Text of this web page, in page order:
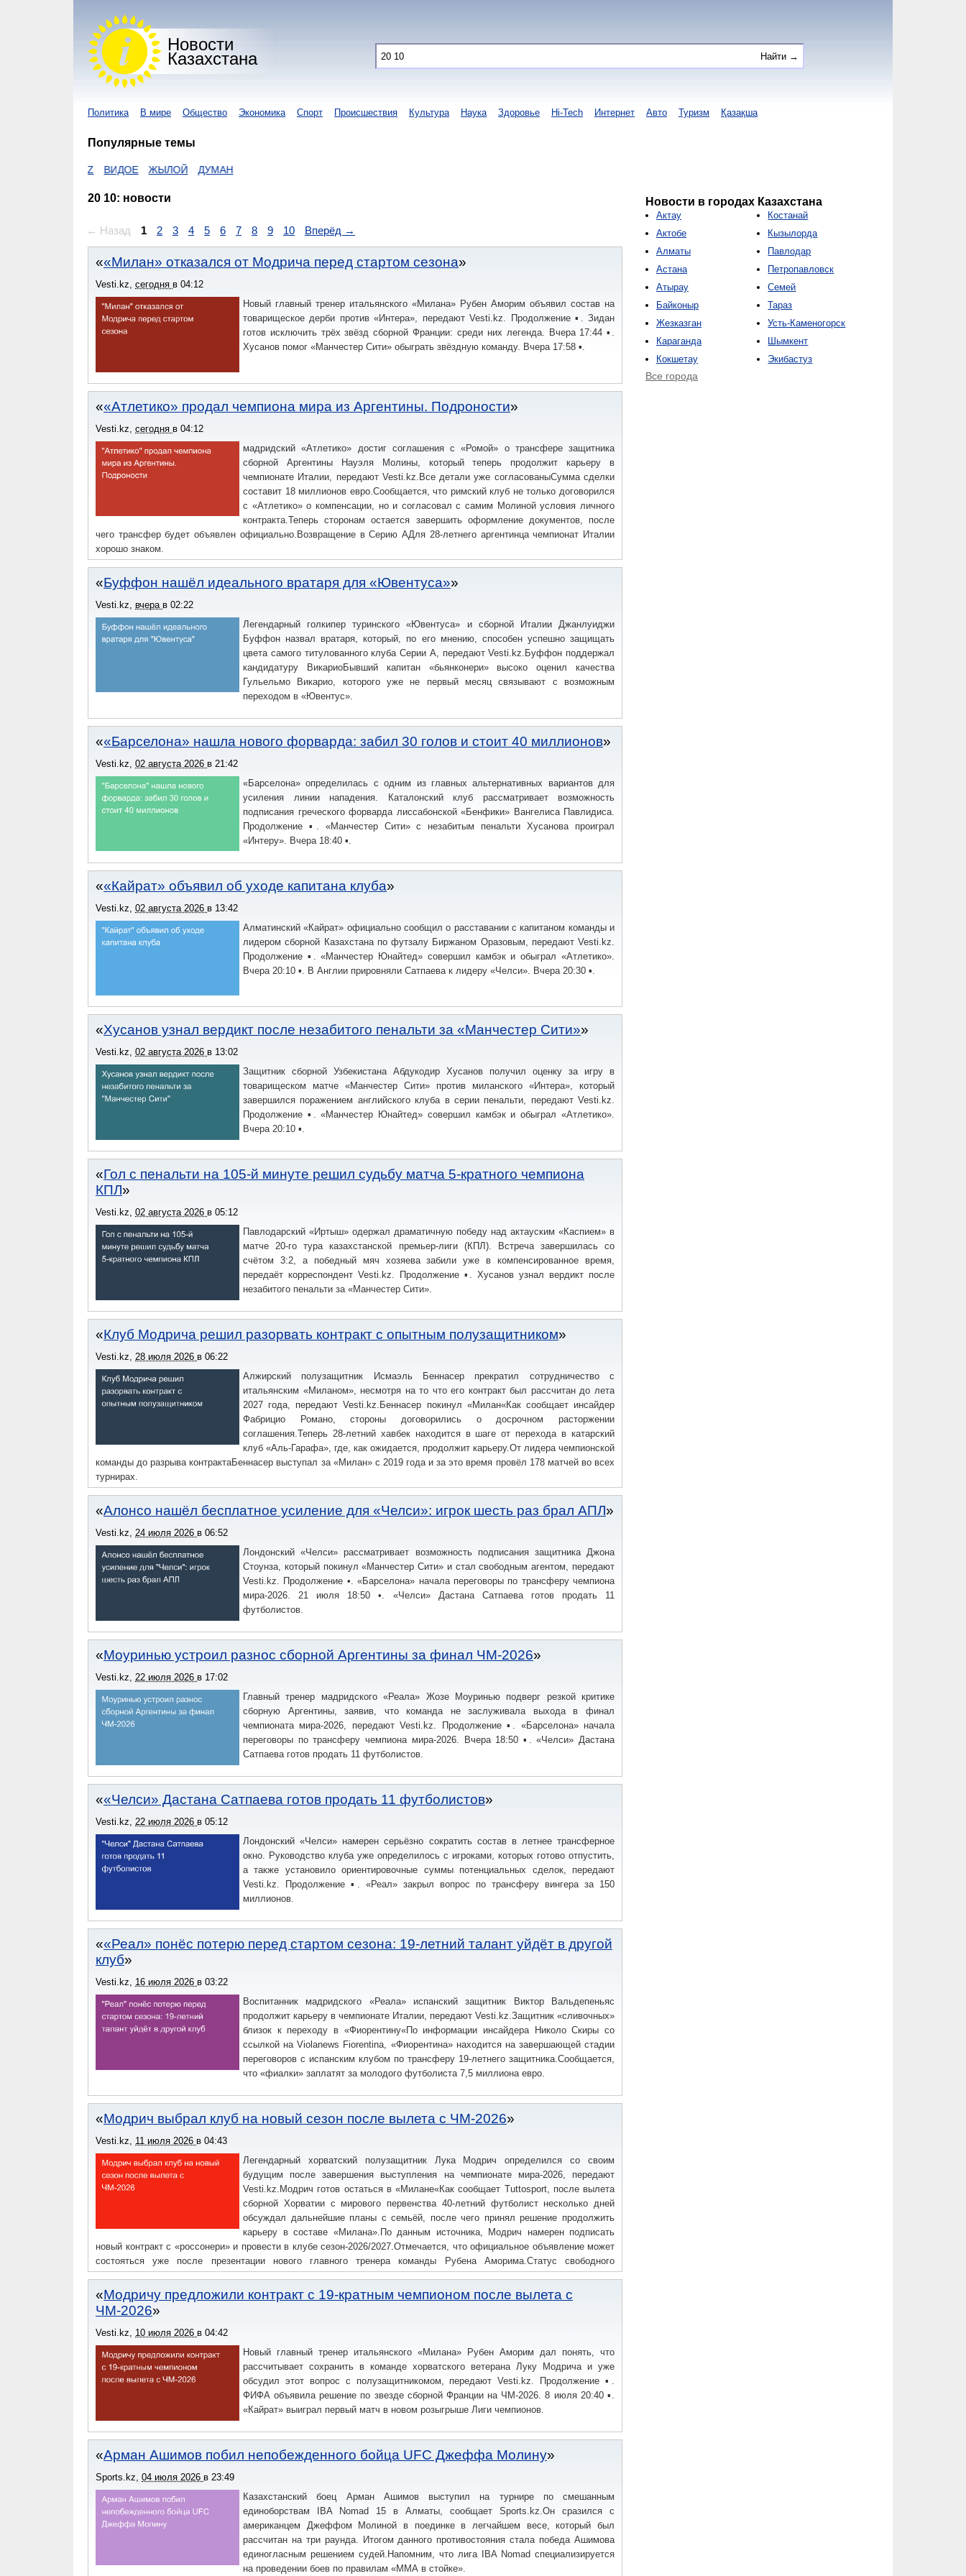
Новости
Казахстана
Политика В мире Общество Экономика Спорт Происшествия Культура Наука Здоровье Hi-Tech Интернет Авто Туризм Қазақша
Популярные темы
ВИДОЕ ЖЫЛОЙ ДУМАН
20 10: новости
← Назад 1 2 3 4 5 6 7 8 9 10 Вперёд →
«Милан» отказался от Модрича перед стартом сезона
Vesti.kz, сегодня в 04:12
Новый главный тренер итальянского «Милана» Рубен Аморим объявил состав на
товарищеское дерби против «Интера», передают Vesti.kz. Продолжение ▪. Зидан
готов исключить трёх звёзд сборной Франции: среди них легенда. Вчера 17:44 ▪.
Хусанов помог «Манчестер Сити» обыграть звёздную команду. Вчера 17:58 ▪.
«Атлетико» продал чемпиона мира из Аргентины. Подроности
Vesti.kz сегодня в 04:12
мадридский «Атлетико» достиг соглашения с «Ромой» о трансфере защитника
сборной Аргентины Науэля Молины, который теперь продолжит карьеру в
чемпионате Италии, передают Vesti.kz.Все детали уже согласованыСумма сделки
составит 18 миллионов евро.Сообщается, что римский клуб не только договорился
с «Атлетико» о компенсации, но и согласовал с самим Молиной условия личного
контракта.Теперь сторонам остается завершить оформление документов, после
чего трансфер будет объявлен официально.Возвращение в Серию АДля 28-летнего аргентинца чемпионат Италии
хорошо знаком.
Буффон нашёл идеального вратаря для «Ювентуса»
Vesti.kz вчера в 02:22
Легендарный голкипер туринского «Ювентуса» и сборной Италии Джанлуиджи
Буффон назвал вратаря, который, по его мнению, способен успешно защищать
цвета самого титулованного клуба Серии А, передают Vesti.kz.Буффон поддержал
кандидатуру ВикариоБывший капитан «бьянконери» высоко оценил качества
Гульельмо Викарио, которого уже не первый месяц связывают с возможным
переходом в «Ювентус».
«Барселона» нашла нового форварда: забил 30 голов и стоит 40 миллионов
Vesti.kz 02 августа 2026 в 21:42
«Барселона» определилась с одним из главных альтернативных вариантов для
усиления линии нападения. Каталонский клуб рассматривает возможность
подписания греческого форварда лиссабонской «Бенфики» Вангелиса Павлидиса.
Продолжение ▪. «Манчестер Сити» с незабитым пенальти Хусанова проиграл
«Интеру». Вчера 18:40 ▪.
«Кайрат» объявил об уходе капитана клуба
Vesti.kz 02 августа 2026 в 13:42
Алматинский «Кайрат» официально сообщил о расставании с капитаном команды и
лидером сборной Казахстана по футзалу Биржаном Оразовым, передают Vesti.kz.
Продолжение ▪. «Манчестер Юнайтед» совершил камбэк и обыграл «Атлетико».
Вчера 20:10 ▪. В Англии прировняли Сатпаева к лидеру «Челси». Вчера 20:30 ▪.
Хусанов узнал вердикт после незабитого пенальти за «Манчестер Сити»
Vesti.kz, 02 августа 2026 в 13:02
Защитник сборной Узбекистана Абдукодир Хусанов получил оценку за игру в
товарищеском матче «Манчестер Сити» против миланского «Интера», который
завершился поражением английского клуба в серии пенальти, передают Vesti.kz.
Продолжение ▪. «Манчестер Юнайтед» совершил камбэк и обыграл «Атлетико».
Вчера 20:10 ▪.
Гол с пенальти на 105-й минуте решил судьбу матча 5-кратного чемпиона
КПЛ
Vesti.kz, 02 августа 2026 в 05:12
Павлодарский «Иртыш» одержал драматичную победу над актауским «Каспием» в
матче 20-го тура казахстанской премьер-лиги (КПЛ). Встреча завершилась со
счётом 3:2, а победный мяч хозяева забили уже в компенсированное время,
передаёт корреспондент Vesti.kz. Продолжение ▪. Хусанов узнал вердикт после
незабитого пенальти за «Манчестер Сити».
Клуб Модрича решил разорвать контракт с опытным полузащитником
Vesti.kz, 28 июля 2026 в 06:22
Алжирский полузащитник Исмаэль Беннасер прекратил сотрудничество с
итальянским «Миланом», несмотря на то что его контракт был рассчитан до лета
2027 года, передают Vesti.kz.Беннасер покинул «Милан«Как сообщает инсайдер
Фабрицио Романо, стороны договорились о досрочном расторжении
соглашения.Теперь 28-летний хавбек находится в шаге от перехода в катарский
клуб «Аль-Гарафа», где, как ожидается, продолжит карьеру.От лидера чемпионской
команды до разрыва контрактаБеннасер выступал за «Милан» с 2019 года и за это время провёл 178 матчей во всех
турнирах.
Алонсо нашёл бесплатное усиление для «Челси»: игрок шесть раз брал АПЛ
Vesti.kz, 24 июля 2026 в 06:52
Лондонский «Челси» рассматривает возможность подписания защитника Джона
Стоунза, который покинул «Манчестер Сити» и стал свободным агентом, передают
Vesti.kz. Продолжение •. «Барселона» начала переговоры по трансферу чемпиона
мира-2026. 21 июля 18:50 •. «Челси» Дастана Сатпаева готов продать 11
футболистов.
Моуринью устроил разнос сборной Аргентины за финал ЧМ-2026
Vesti.kz, 22 июля 2026 в 17:02
Главный тренер мадридского «Реала» Жозе Моуринью подверг резкой критике
сборную Аргентины, заявив, что команда не заслуживала выхода в финал
чемпионата мира-2026, передают Vesti.kz. Продолжение ▪. «Барселона» начала
переговоры по трансферу чемпиона мира-2026. Вчера 18:50 ▪. «Челси» Дастана
Сатпаева готов продать 11 футболистов.
«Челси» Дастана Сатпаева готов продать 11 футболистов
Vesti.kz, 22 июля 2026 в 05:12
Лондонский «Челси» намерен серьёзно сократить состав в летнее трансферное
окно. Руководство клуба уже определилось с игроками, которых готово отпустить,
а также установило ориентировочные суммы потенциальных сделок, передают
Vesti.kz. Продолжение ▪. «Реал» закрыл вопрос по трансферу вингера за 150
миллионов.
«Реал» понёс потерю перед стартом сезона: 19-летний талант уйдёт в другой
клуб
Vesti.kz, 16 июля 2026 в 03:22
Воспитанник мадридского «Реала» испанский защитник Виктор Вальдепеньяс
продолжит карьеру в чемпионате Италии, передают Vesti.kz.Защитник «сливочных»
близок к переходу в «Фиорентину«По информации инсайдера Николо Скиры со
ссылкой на Violanews Fiorentina, «Фиорентина» находится на завершающей стадии
переговоров с испанским клубом по трансферу 19-летнего защитника.Сообщается,
что «фиалки» заплатят за молодого футболиста 7,5 миллиона евро.
Модрич выбрал клуб на новый сезон после вылета с ЧМ-2026
Vesti.kz, 11 июля 2026 в 04:43
Легендарный хорватский полузащитник Лука Модрич определился со своим
будущим после завершения выступления на чемпионате мира-2026, передают
Vesti.kz.Модрич готов остаться в «Милане«Как сообщает Tuttosport, после вылета
сборной Хорватии с мирового первенства 40-летний футболист несколько дней
обсуждал дальнейшие планы с семьёй, после чего принял решение продолжить
карьеру в составе «Милана».По данным источника, Модрич намерен подписать
новый контракт с «россонери» и провести в клубе сезон-2026/2027.Отмечается, что официальное объявление может
состояться уже после презентации нового главного тренера команды Рубена Аморима.Статус свободного
агентаКонтракт хорвата с «Миланом» истёк 30 июня, поэтому сейчас он имеет статус свободного агента.Несмотря
на это, предложение итальянского клуба о продлении соглашения ещё на один сезон остаётся в силе, и стороны,
как ожидается, вскоре завершат оформление нового договора.Первый сезон после ухода из «Реала«Минувшая
кампания стала для Модрича первой в составе «Милана».
Модричу предложили контракт с 19-кратным чемпионом после вылета с
ЧМ-2026
Vesti.kz, 10 июля 2026 в 04:42
Новый главный тренер итальянского «Милана» Рубен Аморим дал понять, что
рассчитывает сохранить в команде хорватского ветерана Луку Модрича и уже
обсудил этот вопрос с полузащитникомом, передают Vesti.kz. Продолжение ▪.
ФИФА объявила решение по звезде сборной Франции на ЧМ-2026. 8 июля 20:40 ▪.
«Кайрат» выиграл первый матч в новом розыгрыше Лиги чемпионов.
Арман Ашимов побил непобежденного бойца UFC Джеффа Молину
Sports.kz, 04 июля 2026 в 23:49
Казахстанский боец Арман Ашимов выступил на турнире по смешанным
единоборствам IBA Nomad 15 в Алматы, сообщает Sports.kz.Он сразился с
американцем Джеффом Молиной в поединке в легчайшем весе, который был
рассчитан на три раунда. Итогом данного противостояния стала победа Ашимова
единогласным решением судей.Напомним, что лига IBA Nomad специализируется
на проведении боев по правилам «ММА в стойке».
Новости в городах Казахстана
Актау
Актобе
Алматы
Астана
Атырау
Байконыр
Жезказган
Караганда
Кокшетау
Костанай
Кызылорда
Павлодар
Петропавловск
Семей
Тараз
Усть-Каменогорск
Шымкент
Экибастуз
Все города